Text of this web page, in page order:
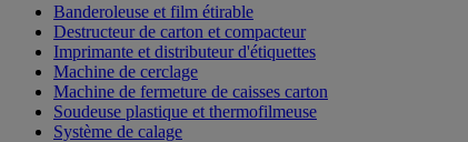
Banderoleuse et film étirable
Destructeur de carton et compacteur
Imprimante et distributeur d'étiquettes
Machine de cerclage
Machine de fermeture de caisses carton
Soudeuse plastique et thermofilmeuse
Système de calage